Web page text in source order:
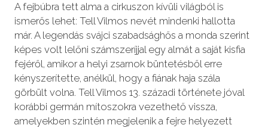
A fejbúbra tett alma a cirkuszon kívüli világból is
ismerős lehet: Tell Vilmos nevét mindenki hallotta
már. A legendás svájci szabadsághős a monda szerint
képes volt lelőni számszeríjjal egy almát a saját kisfia
fejéről, amikor a helyi zsarnok büntetésből erre
kényszerítette, anélkül, hogy a fiának haja szála
görbült volna. Tell Vilmos 13. századi története jóval
korábbi germán mítoszokra vezethető vissza,
amelyekben szintén megjelenik a fejre helyezett